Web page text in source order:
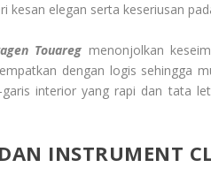
kesan elegan serta keseriusan
Touareg menonjolkan
dengan logis sehingga
garis interior yang rapi dan tata
INSTRUMENT